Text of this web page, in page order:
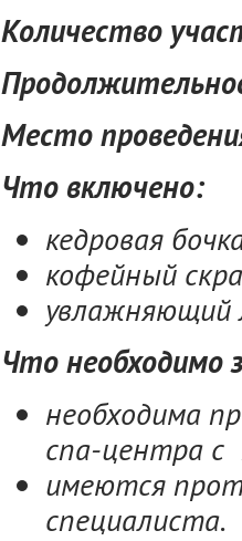
Количество
Место
Что включено:
кедровая
кофейный
увлажняющий
Что необходимо
необходима
спа-центра с
имеются
специалиста.